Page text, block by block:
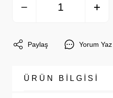
Paylaş Yorum Yaz
ÜRÜN BİLGİSİ